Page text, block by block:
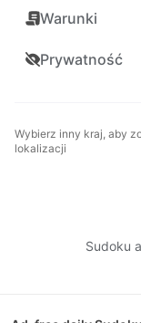
Warunki
Prywatność
Wybierz inny kraj, aby
lokalizacji
Sudoku